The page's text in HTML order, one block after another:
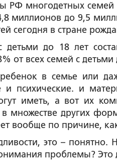
РФ многодетных семей
миллионов до 9,5
сегодня в стране
до 18 лет
от всех семей с детьми
в семье или
и психические. и
иметь, а вот их
множестве других
вообще по причине,
это –
проблемы? Это